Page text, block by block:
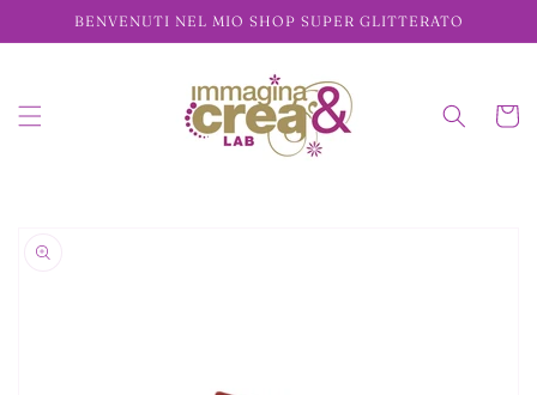
direttamente
ai contenuti
BENVENUTI NEL MIO SHOP SUPER GLITTERATO
informazioni